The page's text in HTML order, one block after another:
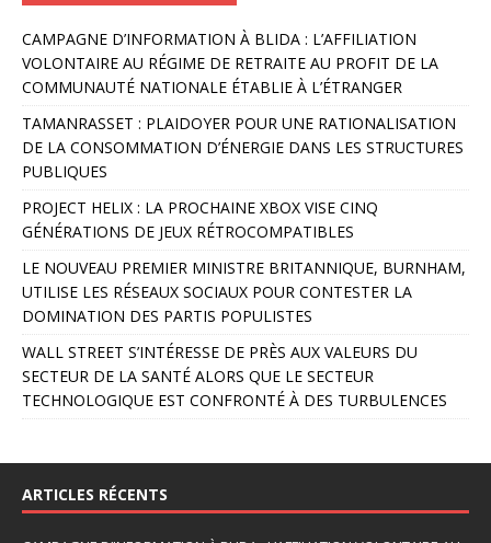
l
t
e
r
n
a
t
i
v
e
:
CAMPAGNE D’INFORMATION À BLIDA : L’AFFILIATION
VOLONTAIRE AU RÉGIME DE RETRAITE AU PROFIT DE LA
COMMUNAUTÉ NATIONALE ÉTABLIE À L’ÉTRANGER
TAMANRASSET : PLAIDOYER POUR UNE RATIONALISATION
DE LA CONSOMMATION D’ÉNERGIE DANS LES STRUCTURES
PUBLIQUES
PROJECT HELIX : LA PROCHAINE XBOX VISE CINQ
GÉNÉRATIONS DE JEUX RÉTROCOMPATIBLES
LE NOUVEAU PREMIER MINISTRE BRITANNIQUE, BURNHAM,
UTILISE LES RÉSEAUX SOCIAUX POUR CONTESTER LA
DOMINATION DES PARTIS POPULISTES
WALL STREET S’INTÉRESSE DE PRÈS AUX VALEURS DU
SECTEUR DE LA SANTÉ ALORS QUE LE SECTEUR
TECHNOLOGIQUE EST CONFRONTÉ À DES TURBULENCES
ARTICLES RÉCENTS